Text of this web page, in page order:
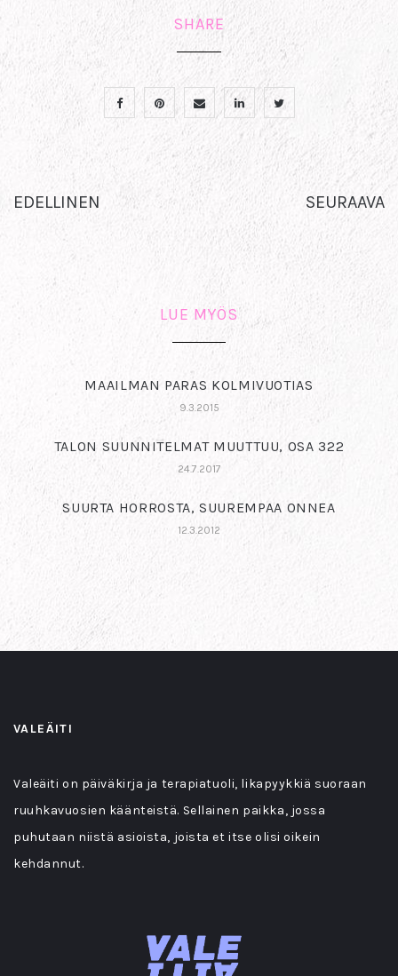
SHARE
EDELLINEN SEURAAVA
LUE MYÖS
MAAILMAN PARAS KOLMIVUOTIAS
9.3.2015
TALON SUUNNITELMAT MUUTTUU, OSA 322
24.7.2017
SUURTA HORROSTA, SUUREMPAA ONNEA
12.3.2012
VALEÄITI
Valeäiti on päiväkirja ja terapiatuoli, likapyykkiä suoraan
ruuhkavuosien käänteistä. Sellainen paikka, jossa
puhutaan niistä asioista, joista et itse olisi oikein
kehdannut.